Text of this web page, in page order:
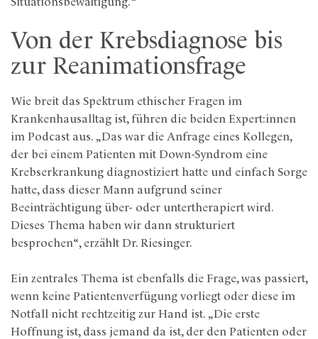
Situationsbewältigung.“
Von der Krebsdiagnose bis
zur Reanimationsfrage
Wie breit das Spektrum ethischer Fragen im
Krankenhausalltag ist, führen die beiden Expert:innen
im Podcast aus. „Das war die Anfrage eines Kollegen,
der bei einem Patienten mit Down-Syndrom eine
Krebserkrankung diagnostiziert hatte und einfach Sorge
hatte, dass dieser Mann aufgrund seiner
Beeinträchtigung über- oder untertherapiert wird.
Dieses Thema haben wir dann strukturiert
besprochen“, erzählt Dr. Riesinger.
Ein zentrales Thema ist ebenfalls die Frage, was passiert,
wenn keine Patientenverfügung vorliegt oder diese im
Notfall nicht rechtzeitig zur Hand ist. „Die erste
Hoffnung ist, dass jemand da ist, der den Patienten oder